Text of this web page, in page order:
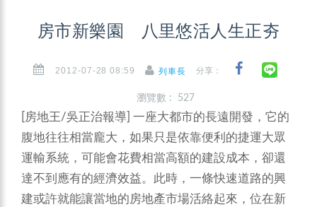
房市新樂園 八里悠活人生正夯
2012-07-28 08:59 列車長 分享：
瀏覽數 : 527
[房地王/吳正治報導] 一座大都市的長遠開發，它的
腹地往往相當龐大，如果只是依靠便利的捷運大眾
運輸系統，可能會花費相當高額的建設成本，卻還
達不到應有的經濟效益。此時，一條快速道路的興
建或許就能讓當地的房地產市場活絡起來，位在新